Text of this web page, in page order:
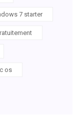
7 starter
os